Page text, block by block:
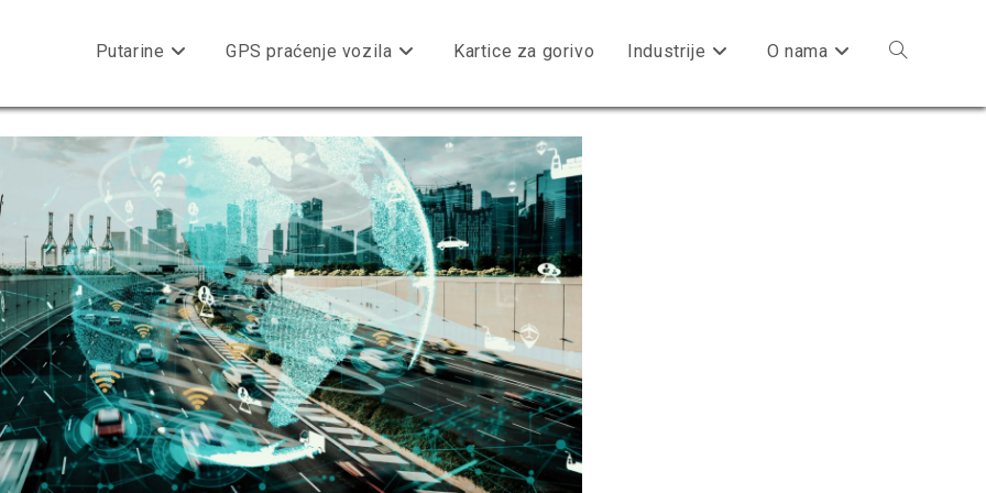
Putarine GPS praćenje vozila Kartice za gorivo Industrije O nama Toggle